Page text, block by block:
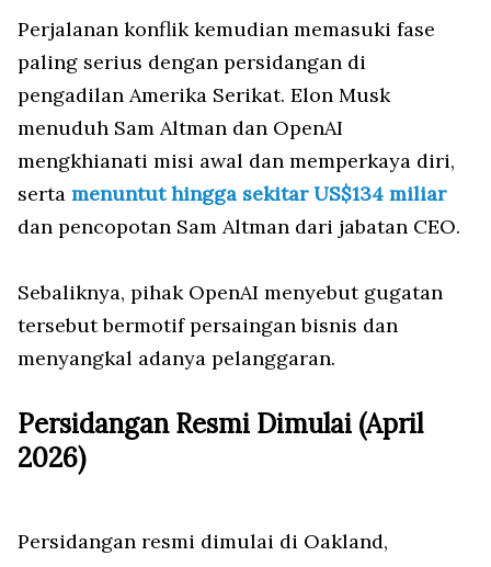
Perjalanan konflik kemudian memasuki fase
paling serius dengan persidangan di
pengadilan Amerika Serikat. Elon Musk
menuduh Sam Altman dan OpenAI
mengkhianati misi awal dan memperkaya diri,
serta menuntut hingga sekitar US$134 miliar
dan pencopotan Sam Altman dari jabatan CEO.
Sebaliknya, pihak OpenAI menyebut gugatan
tersebut bermotif persaingan bisnis dan
menyangkal adanya pelanggaran.
Persidangan Resmi Dimulai (April
2026)
Persidangan resmi dimulai di Oakland,